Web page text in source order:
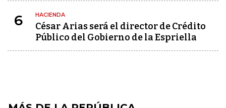
6 HACIENDA
César Arias será el director de Crédito
Público del Gobierno de la Espriella